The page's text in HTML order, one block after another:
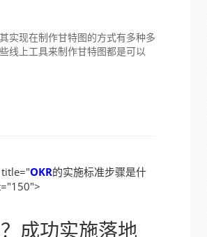
实现在制作甘特图的方式有多种多
线上工具来制作甘特图都是可以
title="OKR的实施标准步骤是什
成功实施落地